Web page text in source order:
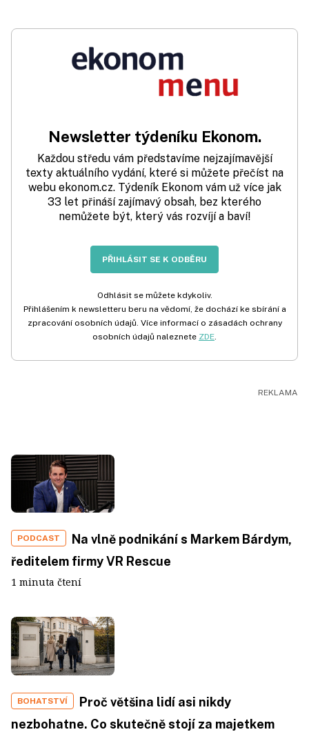
Newsletter týdeníku Ekonom.
Každou středu vám představíme nejzajímavější
texty aktuálního vydání, které si můžete přečíst na
webu ekonom.cz. Týdeník Ekonom vám už více jak
33 let přináší zajímavý obsah, bez kterého
nemůžete být, který vás rozvíjí a baví!
PŘIHLÁSIT SE K ODBĚRU
Odhlásit se můžete kdykoliv.
Přihlášením k newsletteru beru na vědomí, že dochází ke sbírání a
zpracování osobních údajů. Více informací o zásadách ochrany
osobních údajů naleznete ZDE.
PODCAST
Na vlně podnikání s Markem Bárdym,
ředitelem firmy VR Rescue
1 minuta čtení
BOHATSTVÍ
Proč většina lidí asi nikdy
nezbohatne. Co skutečně stojí za majetkem